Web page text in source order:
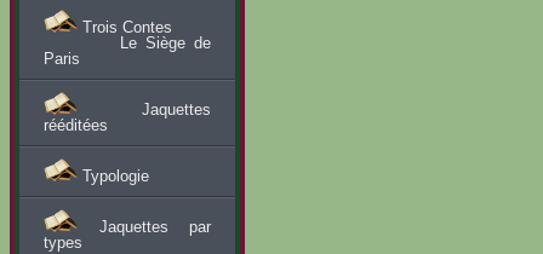
Trois Contes
Le Siège de
Paris
Jaquettes
rééditées
Typologie
Jaquettes par
types